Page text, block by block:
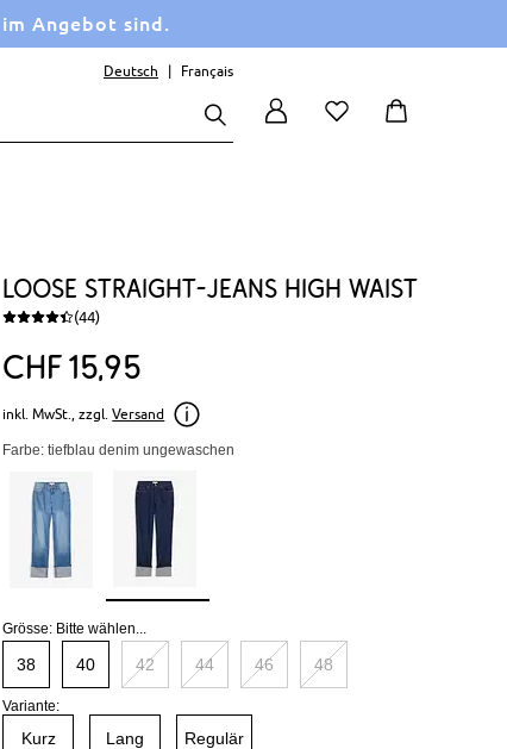
Angebot sind.
Deutsch Français
Loose Straight-Jeans High Waist
(44)
CHF1595
inkl. MwSt., zzgl. Versand
Farbe: tiefblau denim ungewaschen
Grösse: Bitte wählen...
38 40 42 44 46 48
Variante:
Kurz Lang Regulär